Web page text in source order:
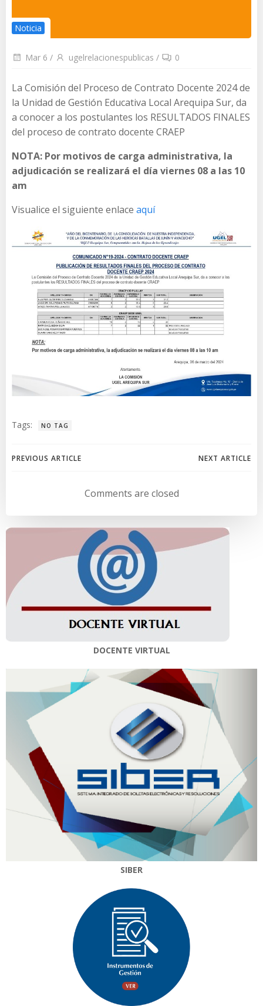
Noticia
Mar 6 / ugelrelacionespublicas / 0
La Comisión del Proceso de Contrato Docente 2024 de
la Unidad de Gestión Educativa Local Arequipa Sur, da
a conocer a los postulantes los RESULTADOS FINALES
del proceso de contrato docente CRAEP
NOTA: Por motivos de carga administrativa, la
adjudicación se realizará el día viernes 08 a las 10
am
Visualice el siguiente enlace aquí
Tags: NO TAG
Navegación
entradas
PREVIOUS ARTICLE
Navegación
de
entradas
NEXT ARTICLE
Comments are closed
DOCENTE VIRTUAL
SIBER